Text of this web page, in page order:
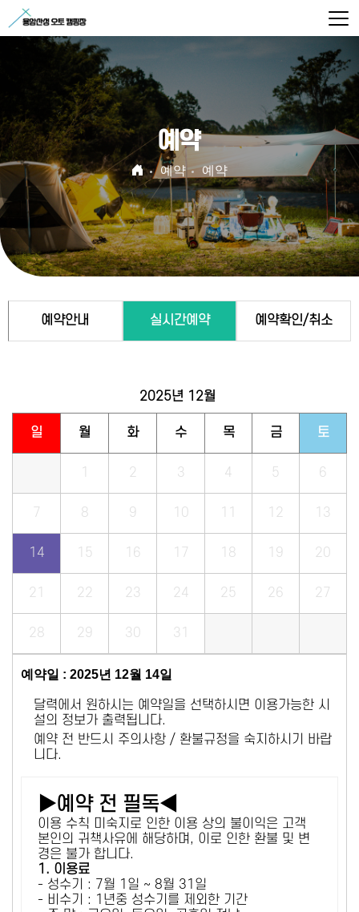
예약
예약 예약
예약안내 실시간예약 예약확인/취소
2025년 12월
일 월 화 수 목 금 토
1 2 3 4 5 6
7 8 9 10 11 12 13
14 15 16 17 18 19 20
21 22 23 24 25 26 27
28 29 30 31
예약일 : 2025년 12월 14일
달력에서 원하시는 예약일을 선택하시면 이용가능한 시
설의 정보가 출력됩니다.
예약 전 반드시 주의사항 / 환불규정을 숙지하시기 바랍
니다.
▶예약 전 필독◀
이용 수칙 미숙지로 인한 이용 상의 불이익은 고객
본인의 귀책사유에 해당하며, 이로 인한 환불 및 변
경은 불가 합니다.
1. 이용료
- 성수기 : 7월 1일 ~ 8월 31일
- 비수기 : 1년중 성수기를 제외한 기간